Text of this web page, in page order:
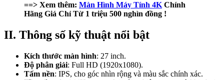
==> Xem thêm: Màn Hình Máy Tính 4K Chính
Hãng Giá Chỉ Từ 1 triệu 500 nghìn đồng !
II. Thông số kỹ thuật nổi bật
Kích thước màn hình: 27 inch.
Độ phân giải: Full HD (1920x1080).
Tấm nền: IPS, cho góc nhìn rộng và màu sắc chính xác.